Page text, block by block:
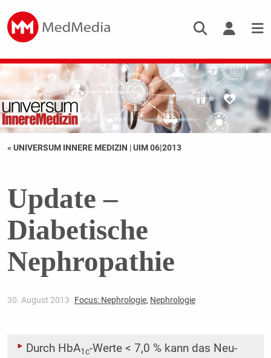
« UNIVERSUM INNERE MEDIZIN |UIM 06|2013
Update –
Diabetische
Nephropathie
30. August 2013 Focus: Nephrologie, Nephrologie
Durch HbA1c-Werte < 7,0 % kann das Neu-